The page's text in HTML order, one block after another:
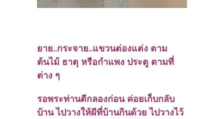
ยาย..กระจาย..แขวนต่องแต่ง ตาม
ต้นไม้ ธาตุ หรือกำแพง ประตู ตามที่
ต่าง ๆ
รอพระท่านตีกลองก่อน ค่อยเก็บกลับ
บ้าน ไปวางให้ผีที่บ้านกินด้วย ไปวางไว้